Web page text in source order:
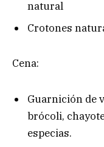
natural
Crotones
Cena:
Guarnición de
brócoli,
especias.